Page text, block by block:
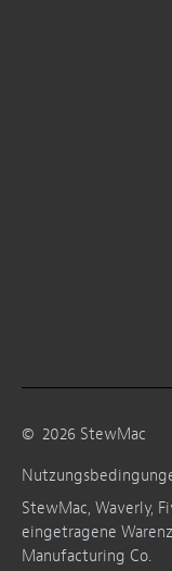
© 2026 StewMac
StewMac, Waverly,
eingetragene
Manufacturing Co.